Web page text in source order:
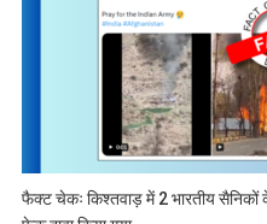
फैक्ट चेकः किश्तवाड़ में 2 भारतीय